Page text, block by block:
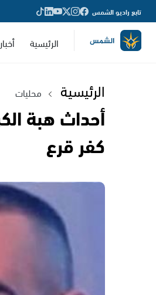
تابع راديو الشمس
الرئيسية أخبار
الرئيسية محليات
كفر قرع